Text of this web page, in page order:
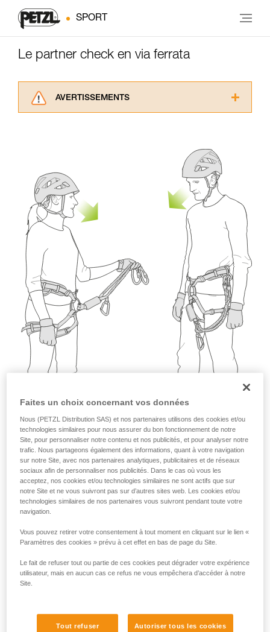
SPORT
Le partner check en via ferrata
AVERTISSEMENTS
informations de la notice technique pour
pouvoir comprendre ce complément
d’informations.
Maîtriser ces techniques nécessite une
formation et un entraînement spécifique. Validez
avec un professionnel votre capacité à refaire
la manipulation, seul, en toute sécurité, avant
de la reproduire en autonomie.
Nous donnons des exemples de techniques
liées à votre activité. Il peut en exister d’autres
que nous ne décrivons pas ici.
Casque correctement
Faites un choix concernant vos données
Nous (PETZL Distribution SAS) et nos partenaires utilisons des cookies et/ou
technologies similaires pour nous assurer du bon fonctionnement de notre
Site, pour personnaliser notre contenu et nos publicités, et pour analyser notre
trafic. Nous partageons également des informations, quant à votre navigation
sur notre Site, avec nos partenaires analytiques, publicitaires et de réseaux
sociaux afin de personnaliser nos publicités. Dans le cas où vous les
acceptez, nos cookies et/ou technologies similaires ne sont actifs que sur
notre Site et ne vous suivront pas sur d’autres sites web. Les cookies et/ou
technologies similaires de nos partenaires vous suivront pendant toute votre
navigation.
Vous pouvez retirer votre consentement à tout moment en cliquant sur le lien «
Paramètres des cookies » prévu à cet effet en bas de page du Site.
Le fait de refuser tout ou partie de ces cookies peut dégrader votre expérience
utilisateur, mais en aucun cas ce refus ne vous empêchera d’accéder à notre
Site.
Tout refuser Autoriser tous les cookies